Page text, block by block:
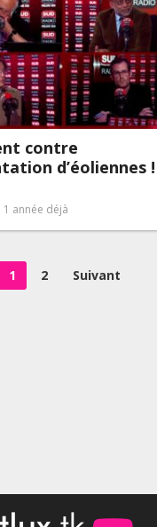
contre
d’éoliennes !
1 année déjà
1 2 Suivant